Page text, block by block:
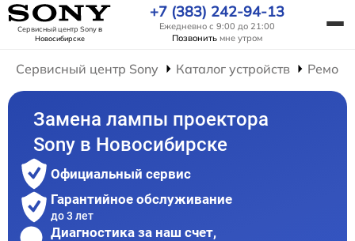
Сервисный центр Sonyв
Новосибирске
+7 (383) 242-94-13
Ежедневно с 9:00 до 21:00
Позвонить мне утром
Сервисный центр Sony Каталог устройств
Замена лампы проектора
Sony в Новосибирске
Официальный сервис
Гарантийное обслуживание
до 3 лет
Диагностика за наш счет,